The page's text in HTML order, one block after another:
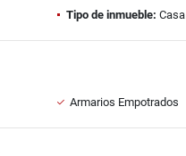
Tipo de inmueble: Casa
Armarios Empotrados